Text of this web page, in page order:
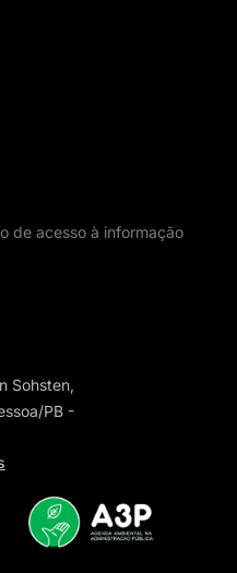
de acesso à informação
Sohsten,
PB -